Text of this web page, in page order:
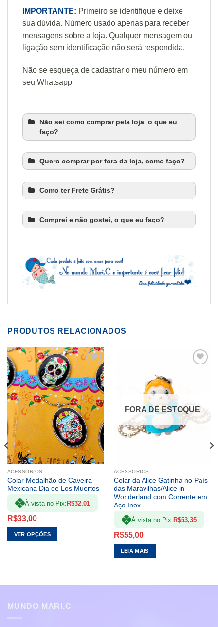
IMPORTANTE: Primeiro se identifique e deixe
sua dúvida. Número usado apenas para receber
mensagens sobre a loja. Qualquer mensagem ou
ligação sem identificação não será respondida.
Não se esqueça de cadastrar o meu número em
seu Whatsapp.
Não sei como comprar pela loja, o que eu
faço?
Quero comprar por fora da loja, como faço?
Como ter Frete Grátis?
Comprei e não gostei, o que eu faço?
politica de troca
PRODUTOS RELACIONADOS
ADICIONAR
A LISTA DE
DESEJOS
ACESSÓRIOS
Colar Medalhão de Caveira
Mexicana Dia de Los Muertos
À vista no Pix: R$32,01
R$33,00
VER OPÇÕES
variantes.
opções
ADICIONAR
A LISTA DE
DESEJOS
FORA DE ESTOQUE
ACESSÓRIOS
Colar da Alice Gatinha no País
das Maravilhas/Alice in
Wonderland com Corrente em
Aço Inox
À vista no Pix: R$53,35
R$55,00
LEIA MAIS
MUNDO MARI.C